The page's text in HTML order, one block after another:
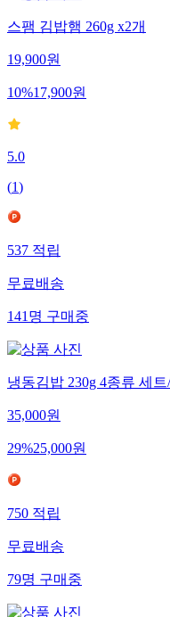
스팸 김밥햄 260g x2개
19,900원
10%17,900원
5.0
(1)
537적립
무료배송
141명구매중
냉동김밥 230g 4종류 세
35,000원
29%25,000원
750적립
무료배송
79명구매중